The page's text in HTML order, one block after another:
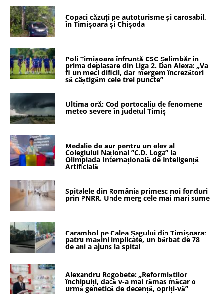
Copaci căzuți pe autoturisme și carosabil,
în Timișoara și Chișoda
Poli Timișoara înfruntă CSC Șelimbăr în
prima deplasare din Liga 2. Dan Alexa: „Va
fi un meci dificil, dar mergem încrezători
să câștigăm cele trei puncte”
Ultima oră: Cod portocaliu de fenomene
meteo severe în județul Timiș
Medalie de aur pentru un elev al
Colegiului Național ”C.D. Loga” la
Olimpiada Internațională de Inteligență
Artificială
Spitalele din România primesc noi fonduri
prin PNRR. Unde merg cele mai mari sume
Carambol pe Calea Șagului din Timișoara:
patru mașini implicate, un bărbat de 78
de ani a ajuns la spital
Alexandru Rogobete: „Reformiștilor
închipuiți, dacă v-a mai rămas măcar o
urmă genetică de decență, opriți-vă”